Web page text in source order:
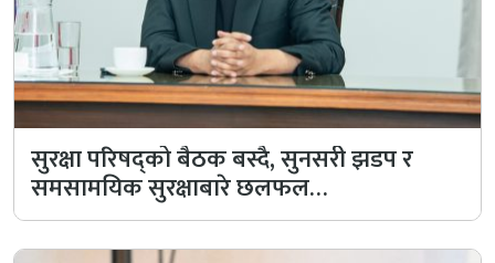
सुरक्षा परिषद्को बैठक बस्दै, सुनसरी झडप र
समसामयिक सुरक्षाबारे छलफल…